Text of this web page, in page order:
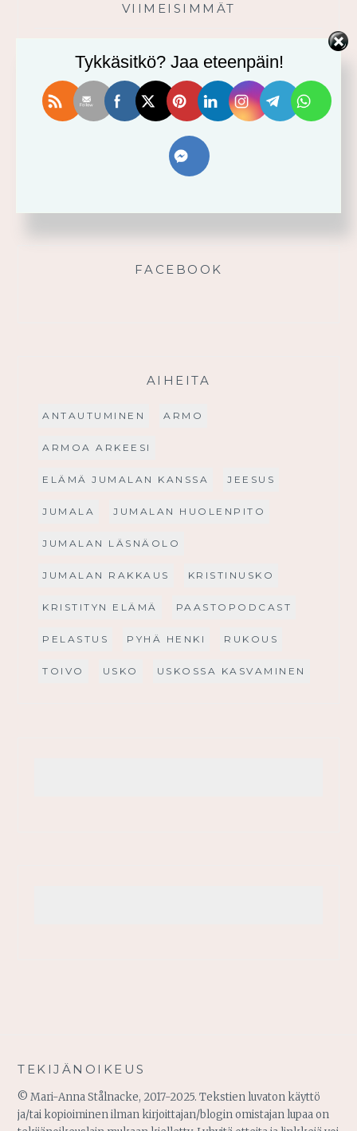
VIIMEISIMMÄT
Vahvistu armosta!
Älä yritä omin voimin
FACEBOOK
AIHEITA
ANTAUTUMINEN ARMO
ARMOA ARKEESI
ELÄMÄ JUMALAN KANSSA JEESUS
JUMALA JUMALAN HUOLENPITO
JUMALAN LÄSNÄOLO
JUMALAN RAKKAUS KRISTINUSKO
KRISTITYN ELÄMÄ PAASTOPODCAST
PELASTUS PYHÄ HENKI RUKOUS
TOIVO USKO USKOSSA KASVAMINEN
TEKIJÄNOIKEUS
© Mari-Anna Stålnacke, 2017-2025. Tekstien luvaton käyttö
ja/tai kopioiminen ilman kirjoittajan/blogin omistajan lupaa on
Tykkäsitkö? Jaa eteenpäin!